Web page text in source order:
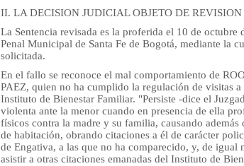
II. LA DECISION JUDICIAL OBJETO DE REVISION
La Sentencia revisada es la proferida el 10 de octubre
Penal Municipal de Santa Fe de Bogotá, mediante la
solicitada.
En el fallo se reconoce el mal comportamiento de
PAEZ, quien no ha cumplido la regulación de visitas
Instituto de Bienestar Familiar. "Persiste -dice el
violenta ante la menor cuando en presencia de ella
físicos contra la madre y su familia, causando además
de habitación, obrando citaciones a él de carácter
de Engativa, a las que no ha comparecido, y, de igual
asistir a otras citaciones emanadas del Instituto de